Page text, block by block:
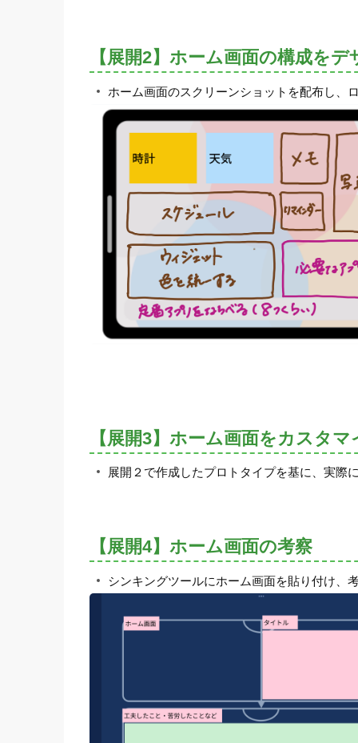
【展開2】ホーム画面の構成をデ
ホーム画面のスクリーンショットを配布し、
【展開3】ホーム画面をカスタマ
展開２で作成したプロトタイプを基に、実際
【展開4】ホーム画面の考察
シンキングツールにホーム画面を貼り付け、